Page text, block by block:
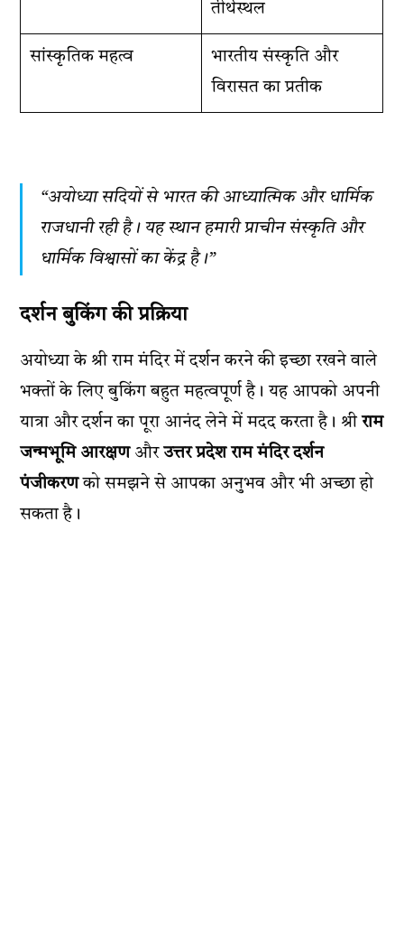
तीर्थस्थल
सांस्कृतिक महत्व
भारतीय संस्कृति और
विरासत का प्रतीक
“अयोध्या सदियों से भारत की आध्यात्मिक और धार्मिक
राजधानी रही है। यह स्थान हमारी प्राचीन संस्कृति और
धार्मिक विश्वासों का केंद्र है।”
दर्शन बुकिंग की प्रक्रिया
अयोध्या के श्री राम मंदिर में दर्शन करने की इच्छा रखने वाले
भक्तों के लिए बुकिंग बहुत महत्वपूर्ण है। यह आपको अपनी
यात्रा और दर्शन का पूरा आनंद लेने में मदद करता है। श्रीराम
जन्मभूमि आरक्षणऔरउत्तर प्रदेश राम मंदिर दर्शन
पंजीकरणको समझने से आपका अनुभव और भी अच्छा हो
सकता है।